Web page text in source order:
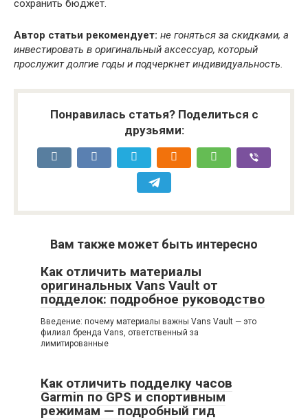
сохранить бюджет.
Автор статьи рекомендует: не гоняться за скидками, а
инвестировать в оригинальный аксессуар, который
прослужит долгие годы и подчеркнет индивидуальность.
Понравилась статья? Поделиться с
друзьями:
Вам также может быть интересно
Как отличить материалы
оригинальных Vans Vault от
подделок: подробное руководство
Введение: почему материалы важны Vans Vault — это
филиал бренда Vans, ответственный за
лимитированные
Как отличить подделку часов
Garmin по GPS и спортивным
режимам — подробный гид